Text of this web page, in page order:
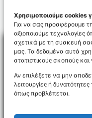
Χρησιμοποιούμε cookies
Για να σας προσφέρουμε
αξιοποιούμε τεχνολογίες
σχετικά με τη συσκευή
μας. Τα δεδομένα αυτά
στατιστικούς σκοπούς
Αν επιλέξετε να μην
λειτουργίες ή
όπως προβλέπεται.